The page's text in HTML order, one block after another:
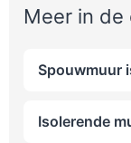
Meer in de
Spouwmuur
Isolerende